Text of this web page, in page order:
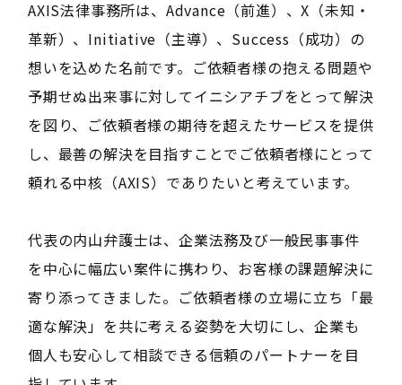
AXIS法律事務所は、Advance（前進）、X（未知・
革新）、Initiative（主導）、Success（成功）の
想いを込めた名前です。ご依頼者様の抱える問題や
予期せぬ出来事に対してイニシアチブをとって解決
を図り、ご依頼者様の期待を超えたサービスを提供
し、最善の解決を目指すことでご依頼者様にとって
頼れる中核（AXIS）でありたいと考えています。
代表の内山弁護士は、企業法務及び一般民事事件
を中心に幅広い案件に携わり、お客様の課題解決に
寄り添ってきました。ご依頼者様の立場に立ち「最
適な解決」を共に考える姿勢を大切にし、企業も
個人も安心して相談できる信頼のパートナーを目